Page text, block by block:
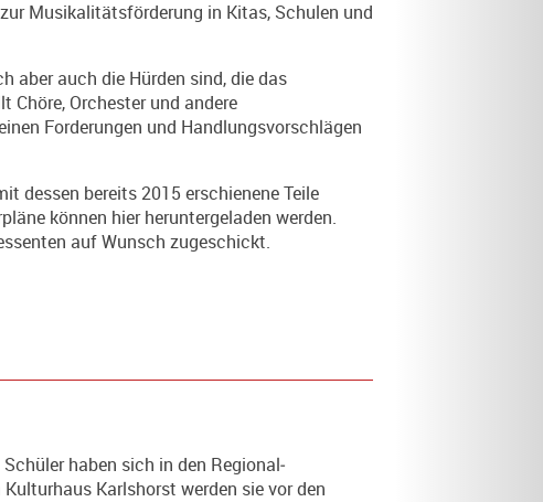
Musikalitätsförderung in Kitas, Schulen und
aber auch die Hürden sind, die das
Chöre, Orchester und andere
Forderungen und Handlungsvorschlägen
dessen bereits 2015 erschienene Teile
können hier heruntergeladen werden.
auf Wunsch zugeschickt.
haben sich in den Regional­
Karlshorst werden sie vor den